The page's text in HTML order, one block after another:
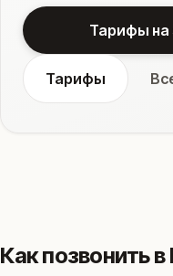
Тарифы на
Тарифы
Как позвонить